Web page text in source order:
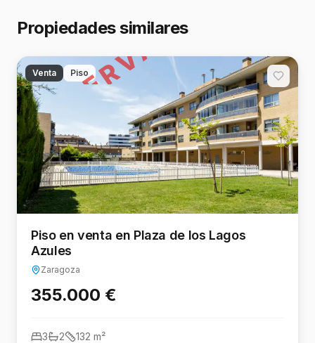
Propiedades similares
RESERVADO
Venta Piso
Piso en venta en Plaza de los Lagos
Azules
Zaragoza
355.000 €
3 2 132 m²